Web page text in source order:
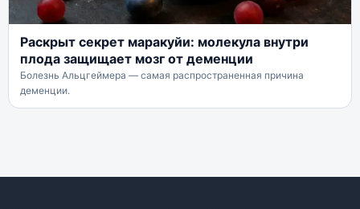
Раскрыт секрет маракуйи: молекула внутри
плода защищает мозг от деменции
Болезнь Альцгеймера — самая распространенная причина
деменции.